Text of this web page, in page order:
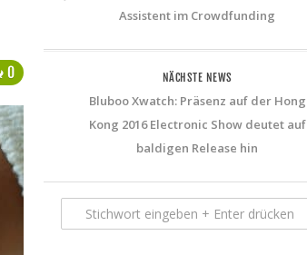
0
Assistent im Crowdfunding
NÄCHSTE NEWS
Bluboo Xwatch: Präsenz auf der Hong
Kong 2016 Electronic Show deutet auf
baldigen Release hin